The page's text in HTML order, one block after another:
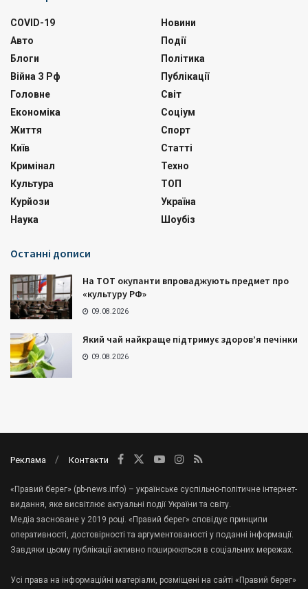
COVID-19
Авто
Блоги
Війна З Рф
Головне
Економіка
Життя
Київ
Кримінал
Культура
Курйози
Наука
Новини
Події
Політика
Публікації
Світ
Соціум
Спорт
Статті
Техно
ТОП
Україна
Шоубіз
Останні дописи
На ТОТ окупанти впроваджують предмет про
«культуру РФ»
09.08.2026
Який чай найкраще підтримує здоров’я печінки
09.08.2026
Реклама Контакти
«Правий берег» (pb-news.info) – українське суспільно-політичне інтернет-
видання, яке висвітлює актуальні події України та світу.
Медіа засноване у 2019 році. «Правий берег» сповідує принципи
оперативності, достовірності та аргументованості у поданні інформації.
Завдяки цьому публікації активно поширюються в соціальних мережах.
Усі права на інформаційні матеріали, розміщені на сайті «Правий берег»